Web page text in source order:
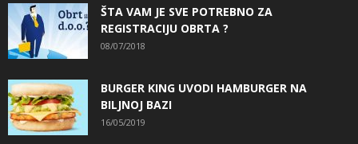
ŠTA VAM JE SVE POTREBNO ZA
REGISTRACIJU OBRTA ?
08/07/2018
BURGER KING UVODI HAMBURGER NA
BILJNOJ BAZI
16/05/2019